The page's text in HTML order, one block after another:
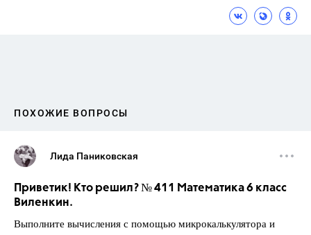
ПОХОЖИЕ ВОПРОСЫ
Лида Паниковская
Приветик! Кто решил? № 411 Математика 6 класс
Виленкин.
Выполните вычисления с помощью микрокалькулятора и